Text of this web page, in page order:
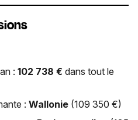
: 102 738 € dans tout le
: Wallonie (109 350 €)